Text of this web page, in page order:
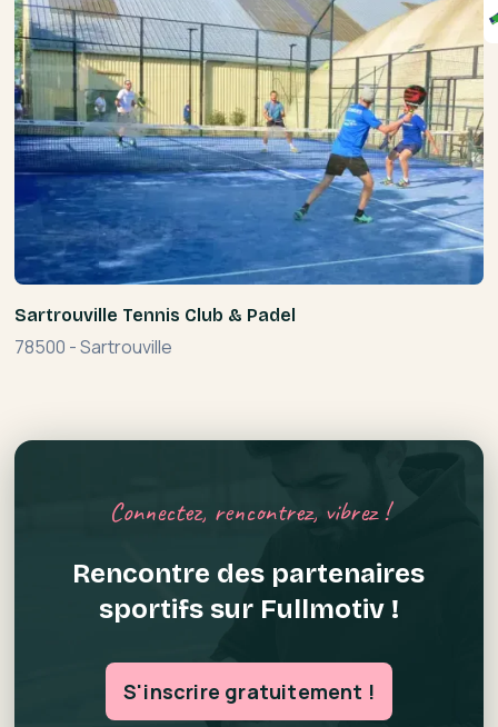
Sartrouville Tennis Club & Padel
78500 -Sartrouville
Connectez, rencontrez, vibrez !
Rencontre des partenaires
sportifs sur Fullmotiv !
S'inscrire gratuitement !